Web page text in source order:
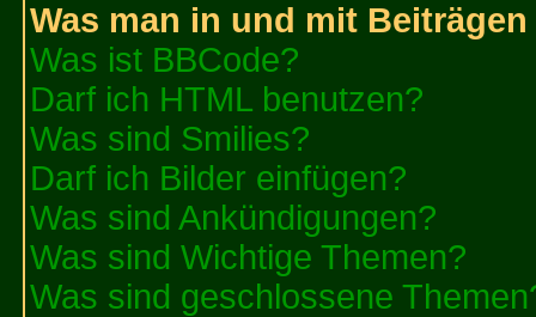
Was man in und mit
Was ist BBCode?
Darf ich HTML benutzen?
Was sind Smilies?
Darf ich Bilder einfügen?
Was sind Ankündigungen?
Was sind Wichtige Themen?
Was sind geschlossene